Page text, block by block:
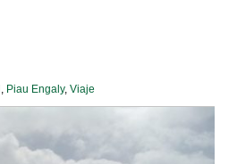
, Piau Engaly, Viaje